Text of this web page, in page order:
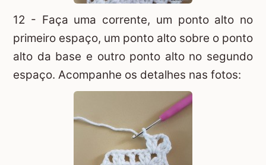
12 - Faça uma corrente, um ponto alto no
primeiro espaço, um ponto alto sobre o ponto
alto da base e outro ponto alto no segundo
espaço. Acompanhe os detalhes nas fotos: